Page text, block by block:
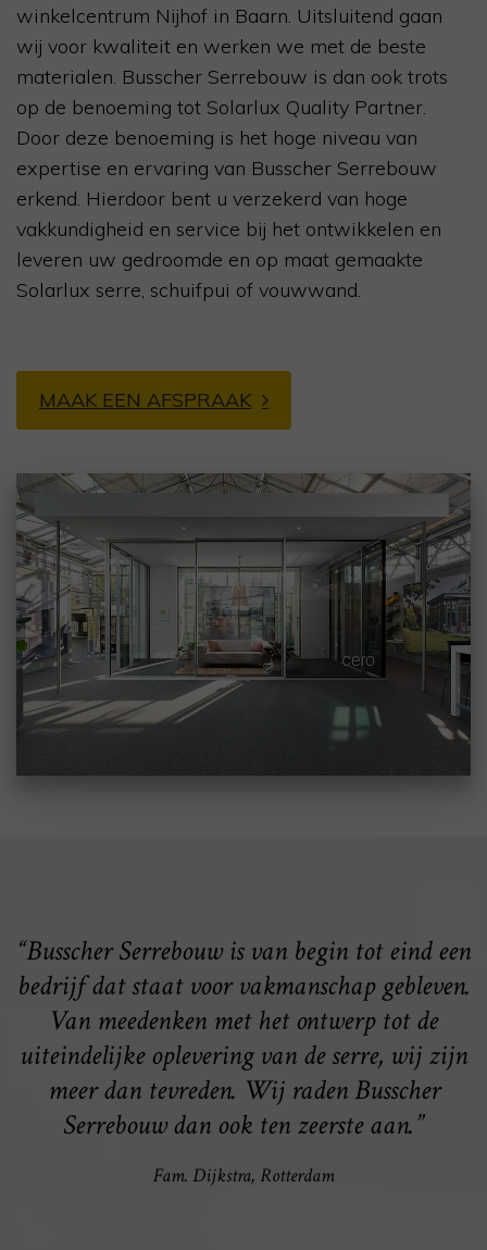
winkelcentrum Nijhof in Baarn. Uitsluitend gaan
wij voor kwaliteit en werken we met de beste
materialen. Busscher Serrebouw is dan ook trots
op de benoeming tot Solarlux Quality Partner.
Door deze benoeming is het hoge niveau van
expertise en ervaring van Busscher Serrebouw
erkend. Hierdoor bent u verzekerd van hoge
vakkundigheid en service bij het ontwikkelen en
leveren uw gedroomde en op maat gemaakte
Solarlux serre, schuifpui of vouwwand.
MAAK EEN AFSPRAAK
“Busscher Serrebouw is van begin tot eind een
bedrijf dat staat voor vakmanschap gebleven.
Van meedenken met het ontwerp tot de
uiteindelijke oplevering van de serre, wij zijn
meer dan tevreden. Wij raden Busscher
Serrebouw dan ook ten zeerste aan.”
Fam. Dijkstra, Rotterdam